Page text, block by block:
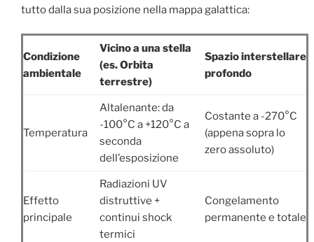
tutto dalla sua posizione nella mappa galattica:
Condizione
ambientale
Vicino a una stella
(es. Orbita
terrestre)
Spazio interstellare
profondo
Temperatura
Altalenante: da
-100°C a +120°C a
seconda
dell’esposizione
Costante a -270°C
(appena sopra lo
zero assoluto)
Effetto
principale
Radiazioni UV
distruttive +
continui shock
termici
Congelamento
permanente e totale